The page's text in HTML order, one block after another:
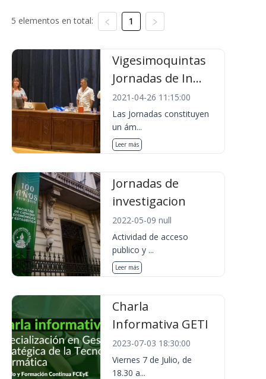
5 elementos en total: 1
Vigesimoquintas
Jornadas de In...
2021-04-26 11:15:00
Las Jornadas constituyen
un ám...
Leer más
Jornadas de
investigacion
2022-05-09 null
Actividad de acceso
publico y ...
Leer más
Charla
Informativa GETI
2023-07-03 18:30:00
Viernes 7 de Julio, de
18.30 a...